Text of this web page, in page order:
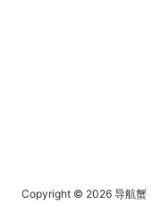
Copyright © 2026 导航蟹